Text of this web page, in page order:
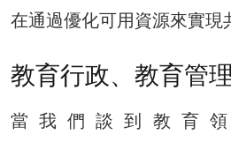
在通過優化可用資源來實現
教育行政、教育管
當我們談到教育領